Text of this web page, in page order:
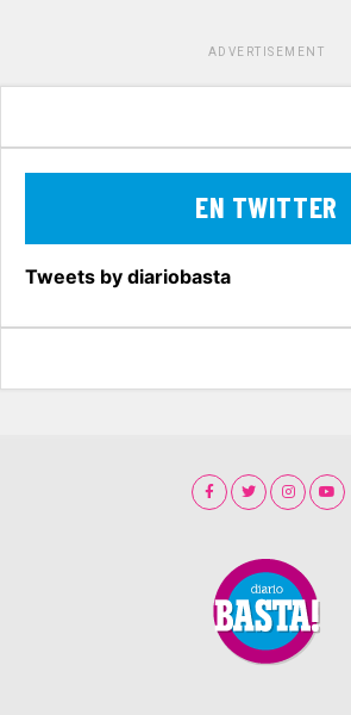
ADVERTISEMENT
EN TWITTER
Tweets by diariobasta